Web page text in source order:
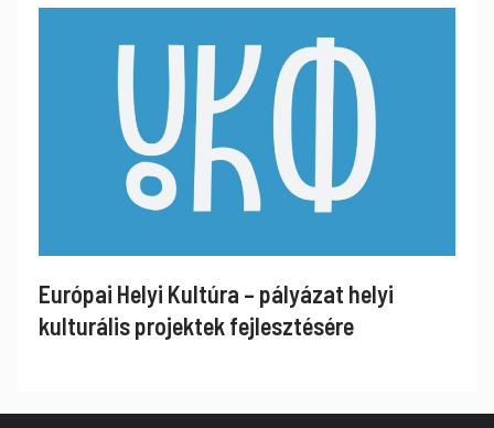
Európai Helyi Kultúra – pályázat helyi
kulturális projektek fejlesztésére